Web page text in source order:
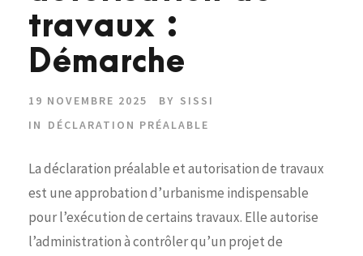
travaux :
Démarche
19 NOVEMBRE 2025 BY SISSI
IN
DÉCLARATION PRÉALABLE
La déclaration préalable et autorisation de travaux
est une approbation d’urbanisme indispensable
pour l’exécution de certains travaux. Elle autorise
l’administration à contrôler qu’un projet de